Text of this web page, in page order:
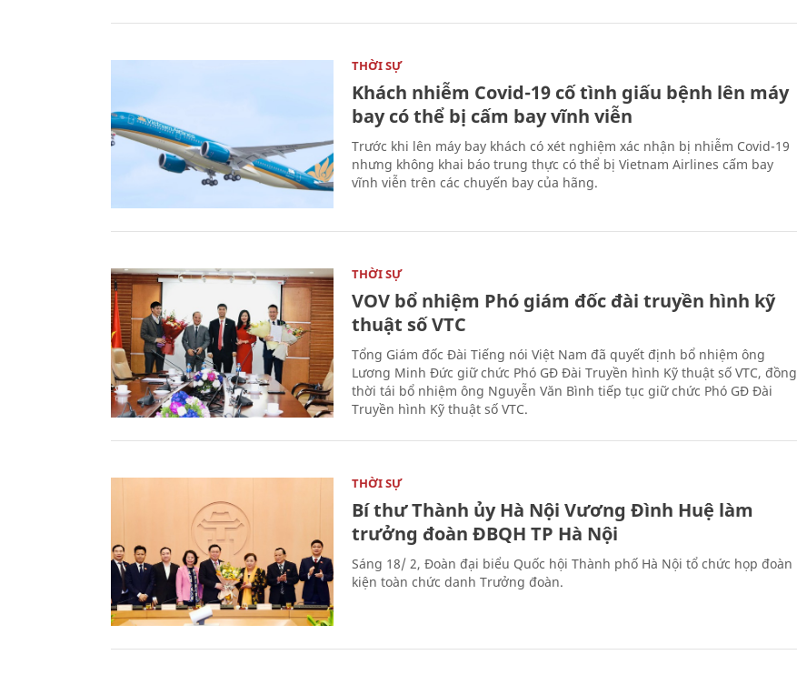
THỜI SỰ
Khách nhiễm Covid-19 cố tình giấu bệnh lên máy
bay có thể bị cấm bay vĩnh viễn
Trước khi lên máy bay khách có xét nghiệm xác nhận bị nhiễm Covid-19
nhưng không khai báo trung thực có thể bị Vietnam Airlines cấm bay
vĩnh viễn trên các chuyến bay của hãng.
THỜI SỰ
VOV bổ nhiệm Phó giám đốc đài truyền hình kỹ
thuật số VTC
Tổng Giám đốc Đài Tiếng nói Việt Nam đã quyết định bổ nhiệm ông
Lương Minh Đức giữ chức Phó GĐ Đài Truyền hình Kỹ thuật số VTC, đồng
thời tái bổ nhiệm ông Nguyễn Văn Bình tiếp tục giữ chức Phó GĐ Đài
Truyền hình Kỹ thuật số VTC.
THỜI SỰ
Bí thư Thành ủy Hà Nội Vương Đình Huệ làm
trưởng đoàn ĐBQH TP Hà Nội
Sáng 18/ 2, Đoàn đại biểu Quốc hội Thành phố Hà Nội tổ chức họp đoàn
kiện toàn chức danh Trưởng đoàn.